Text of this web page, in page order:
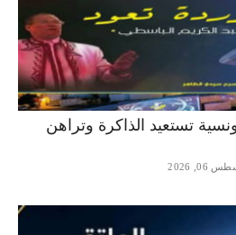
تستعيد الذاكرة وتراهن
06, 2026